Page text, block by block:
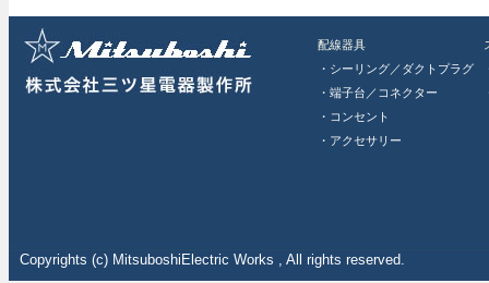
配線器具
・シーリング／ダクトプラグ
・端子台／コネクター
・コンセント
・アクセサリー
Copyrights (c) MitsuboshiElectric Works , All rights reserved.